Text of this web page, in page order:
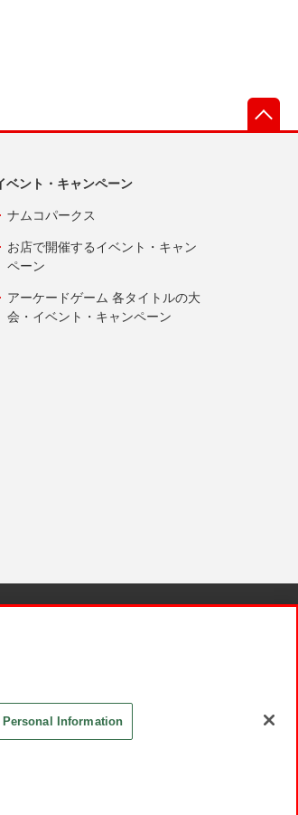
ベント・キャンペーン
ナムコパークス
お店で開催するイベント・キャン
ペーン
アーケードゲーム 各タイトルの大
会・イベント・キャンペーン
Personal Information